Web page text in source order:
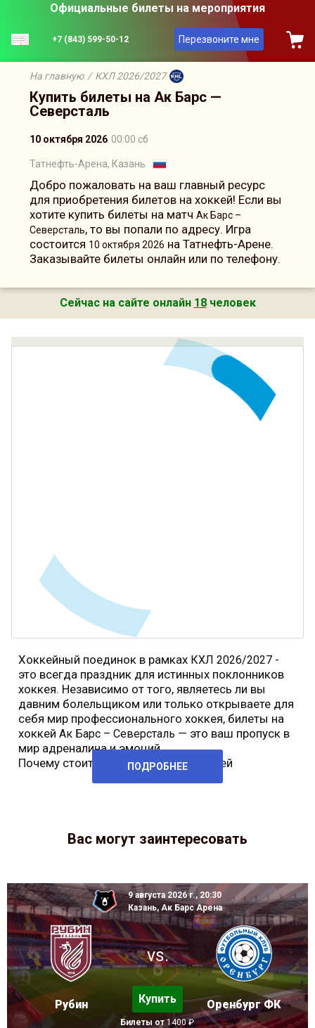
Официальные билеты на мероприятия
+7 (843) 599-50-12 Перезвоните мне
На главную / КХЛ 2026/2027
Купить билеты на Ак Барс —
Северсталь
10 октября 2026 00:00 сб
Татнефть-Арена, Казань
Добро пожаловать на ваш главный ресурс
для приобретения билетов на хоккей! Если вы
хотите купить билеты на матч Ак Барс –
Северсталь, то вы попали по адресу. Игра
состоится 10 октября 2026 на Татнефть-Арене.
Заказывайте билеты онлайн или по телефону.
Сейчас на сайте онлайн 18человек
Хоккейный поединок в рамках КХЛ 2026/2027 -
это всегда праздник для истинных поклонников
хоккея. Независимо от того, являетесь ли вы
давним болельщиком или только открываете для
себя мир профессионального хоккея, билеты на
хоккейАк Барс – Северсталь — это ваш пропуск в
мир адреналина и эмоций.
Почему стоит купить билеты на хоккей
ПОДРОБНЕЕ
Вас могут заинтересовать
9 августа 2026 г., 20:30
Казань, Ак Барс Арена
Рубин
vs.
Купить
Билеты от1400 ₽
Оренбург ФК